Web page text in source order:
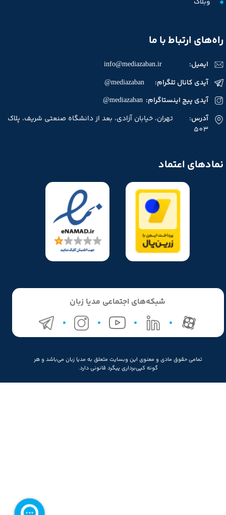
نمادهای اعتماد
تمامی حقوق مادی و معنوی این وبسایت متعلق به مدیا زبان می‌باشد و هر
گونه کپی‌برداری پیگرد قانونی دارد.
راه‌های ارتباط با ما
ایمیل: info@mediazaban.ir
آدرس: تهران، خیابان آزادی، بعد از دانشگاه صنعتی شریف، پلاک
503
آیدی کانال تلگرام: mediazaban@
آیدی پیج اینستاگرام: mediazaban@
شبکه‌های اجتماعی مدیا زبان